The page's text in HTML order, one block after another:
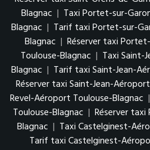
Blagnac | Taxi Portet-sur-
Blagnac | Tarif taxi Portet-sur-
Blagnac | Réserver taxi
Toulouse-Blagnac | Taxi Saint-
Blagnac | Tarif taxi Saint-Jean-
Réserver taxi Saint-Jean-
Revel-Aéroport Toulouse-Blagnac |
Toulouse-Blagnac | Réserver
Blagnac | Taxi Castelginest-
Tarif taxi Castelginest-